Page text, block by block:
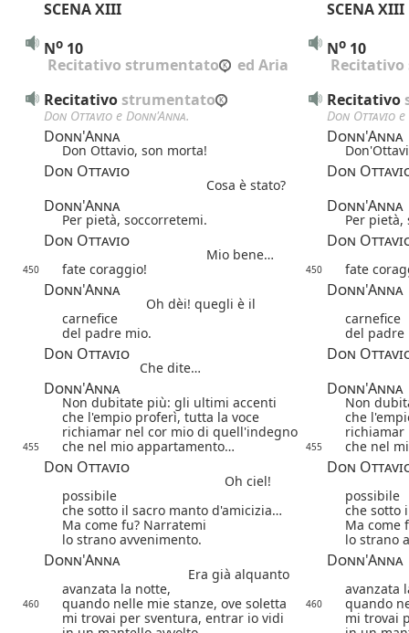
SCENA XIII
SCENA XIII
No 10
Recitativo strumentato
ed Aria
No 10
Recitativo strumentato Recitativo
Don Ottavio e Donn'Anna. Don Ottavio e
Donn'Anna Donn'Anna
Don Ottavio, son morta!
Don Ottavio Don
Cosa è stato?
Donn'Anna Donn'Anna
Per pietà, soccorretemi. Per pietà,
Don Ottavio Don
Mio bene…
450 fate coraggio! 450 fate
Donn'Anna Donn'Anna
Oh dèi! quegli è il
carnefice
carnefice
del padre mio.
del padre
Don Ottavio Don
Che dite…
Donn'Anna Donn'Anna
Non dubitate più: gli ultimi accenti
Non
che l'empio proferì, tutta la voce
che
richiamar nel cor mio di quell'indegno
richiamar
455 che nel mio appartamento… 455 che nel
Don Ottavio Don
Oh ciel!
possibile
possibile
che sotto il sacro manto d'amicizia…
che sotto
Ma come fu? Narratemi
Ma come
lo strano avvenimento.
lo strano
Donn'Anna Donn'Anna
Era già alquanto
avanzata la notte,
avanzata
460 quando nelle mie stanze, ove soletta 460
quando
mi trovai per sventura, entrar io vidi
mi trovai